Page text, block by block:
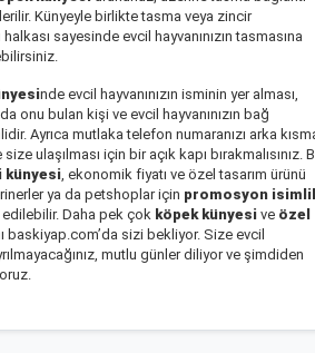
Künyeyle birlikte tasma veya zincir
sayesinde evcil hayvanınızın tasmasına
nde evcil hayvanınızın isminin yer alması,
onu bulan kişi ve evcil hayvanınızın bağ
Ayrıca mutlaka telefon numaranızı arka
ulaşılması için bir açık kapı bırakmalısınız.
künyesi , ekonomik fiyatı ve özel tasarım ürünü
ya da petshoplar için promosyon
Daha pek çok köpek künyesi ve özel
baskiyap.com’da sizi bekliyor. Size evcil
mutlu günler diliyor ve şimdiden